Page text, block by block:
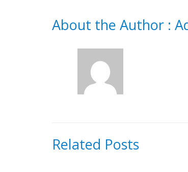
About the Author :
Related Posts